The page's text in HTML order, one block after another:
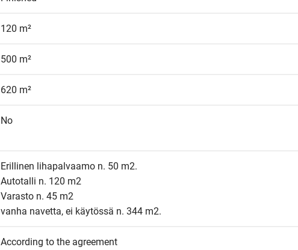
120 m²
500 m²
620 m²
No
Erillinen lihapalvaamo n. 50 m2.
Autotalli n. 120 m2
Varasto n. 45 m2
vanha navetta, ei käytössä n. 344 m2.
According to the agreement